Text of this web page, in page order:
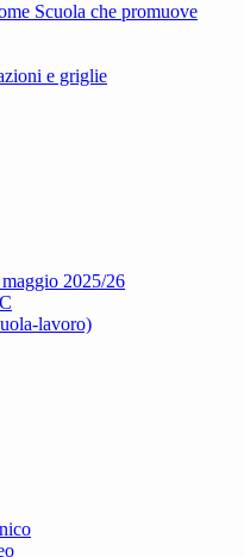
Scuola che promuove
e griglie
2025/26
lavoro)